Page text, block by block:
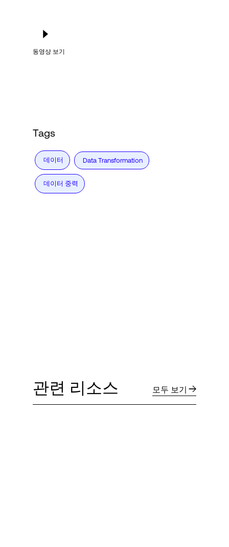
동영상 보기
Tags
데이터 Data Transformation
데이터 중력
관련 리소스 모두 보기